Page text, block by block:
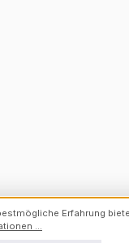
Erfahrung
...